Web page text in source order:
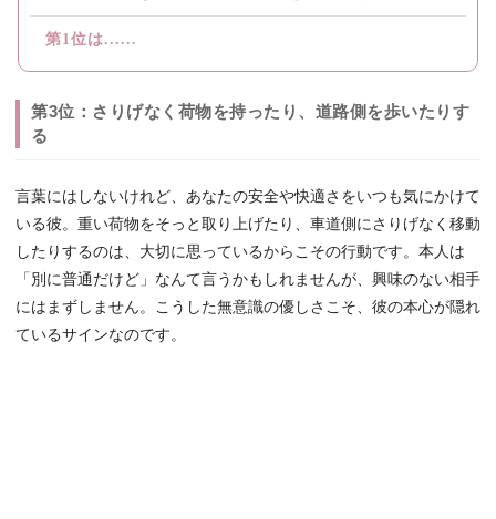
第1位は......
第3位：さりげなく荷物を持ったり、道路側を歩いたりす
る
言葉にはしないけれど、あなたの安全や快適さをいつも気にかけて
いる彼。重い荷物をそっと取り上げたり、車道側にさりげなく移動
したりするのは、大切に思っているからこその行動です。本人は
「別に普通だけど」なんて言うかもしれませんが、興味のない相手
にはまずしません。こうした無意識の優しさこそ、彼の本心が隠れ
ているサインなのです。